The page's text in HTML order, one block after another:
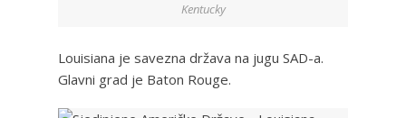
Kentucky
Louisiana je savezna država na jugu SAD-a.
Glavni grad je Baton Rouge.